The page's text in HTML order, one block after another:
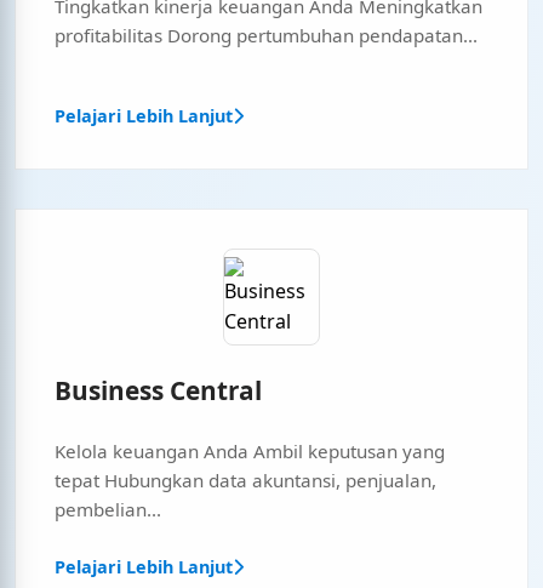
Tingkatkan kinerja keuangan Anda Meningkatkan
profitabilitas Dorong pertumbuhan pendapatan...
Pelajari Lebih Lanjut
Business Central
Kelola keuangan Anda Ambil keputusan yang
tepat Hubungkan data akuntansi, penjualan,
pembelian...
Pelajari Lebih Lanjut